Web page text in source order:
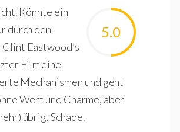
5.0
Könnte ein
durch den
Eastwood’s
Film eine
Mechanismen und geht
Wert und Charme, aber
übrig. Schade.